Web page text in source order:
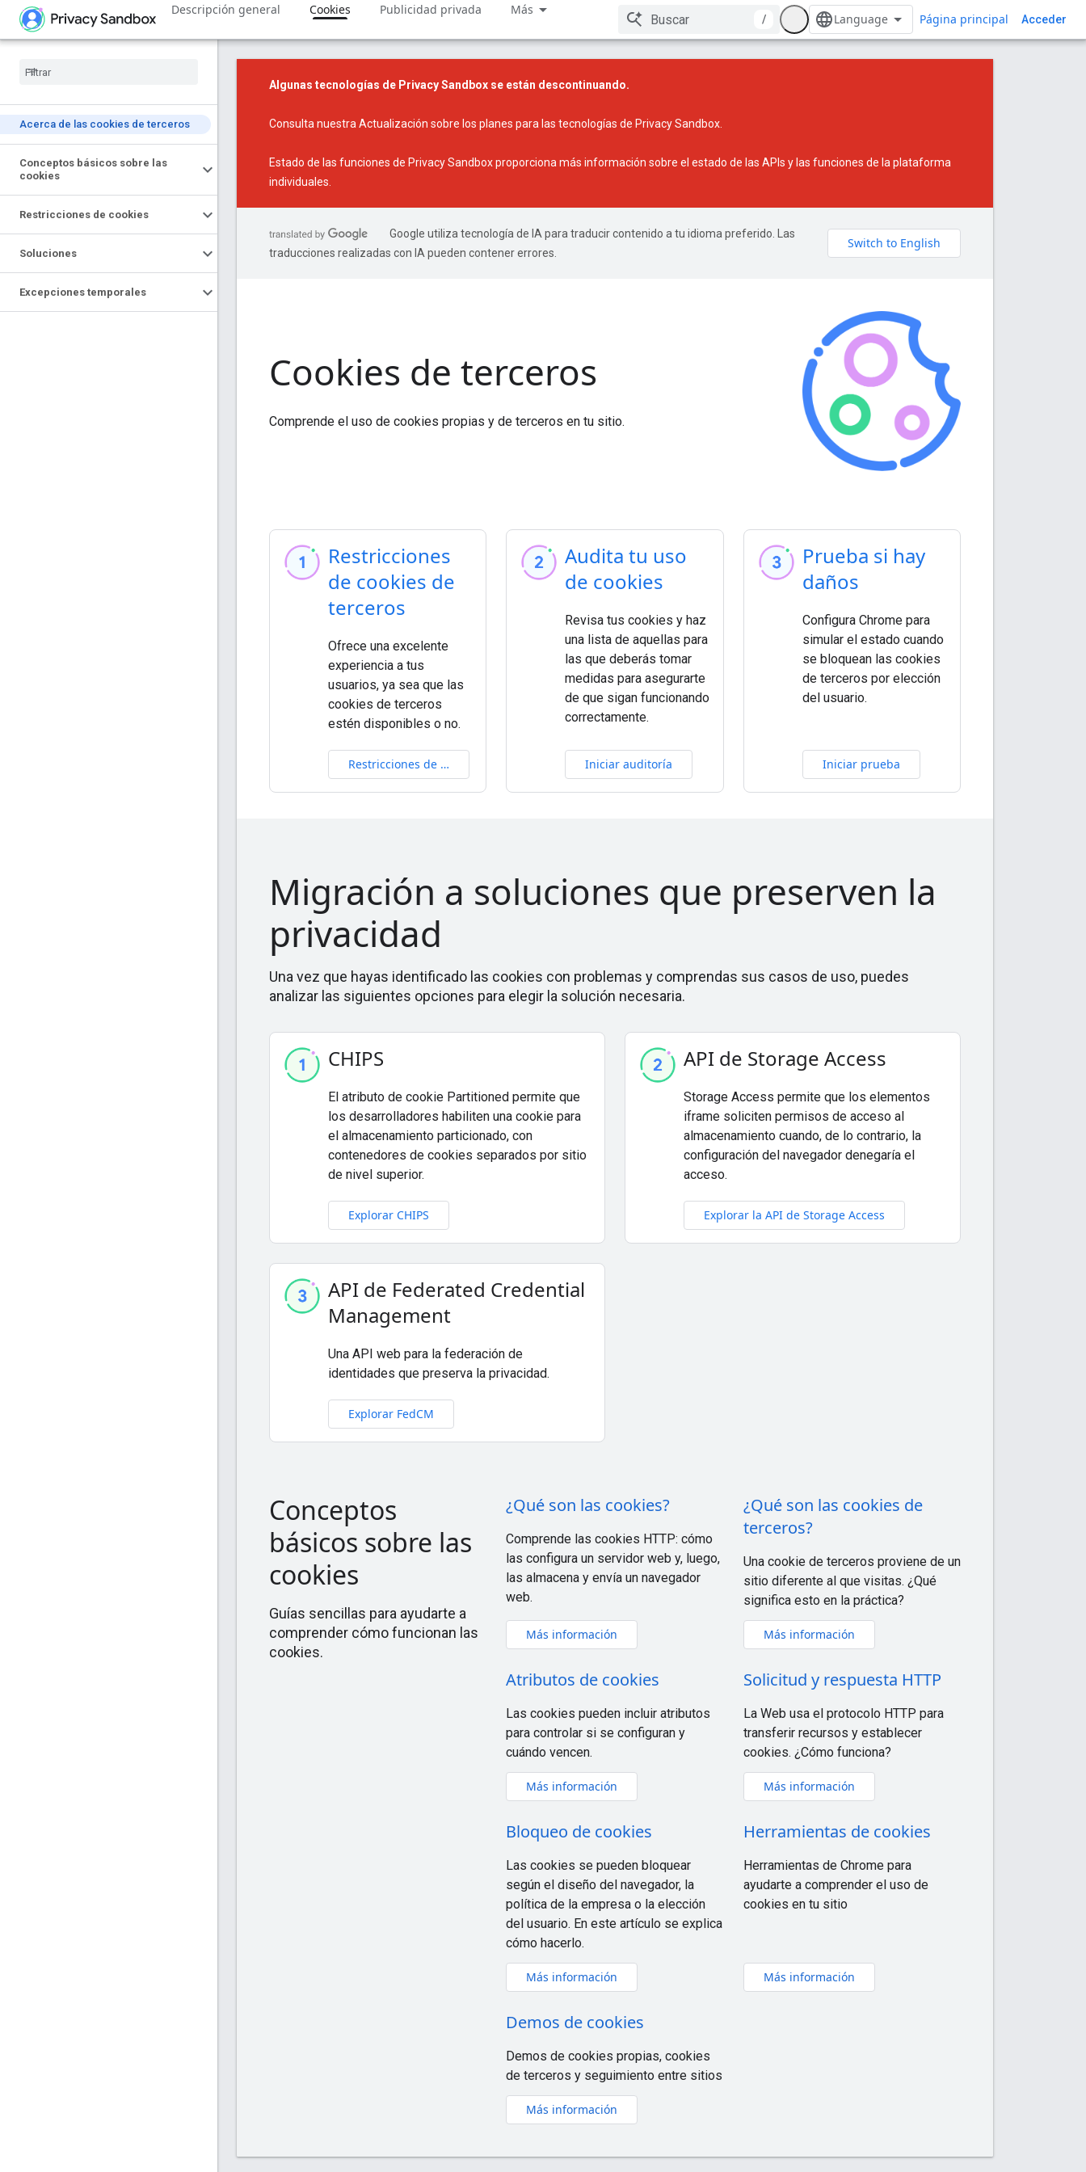
Descripción general Cookies Publicidad privada Más
/ Página principal Acceder
Acerca de las cookies de terceros
Conceptos básicos sobre las
cookies
Restricciones de cookies
Soluciones
Excepciones temporales
Algunas tecnologías de Privacy Sandbox se están descontinuando.
Consulta nuestra Actualización sobre los planes para las tecnologías de Privacy Sandbox
Estado de las funciones de Privacy Sandboxproporciona más información sobre el estado de las APIs y las funciones de la plataforma
individuales.
Google utiliza tecnología de IA para traducir contenido a tu idioma preferido. Las
traducciones realizadas con IA pueden contener errores.
Cookies de terceros
Comprende el uso de cookies propias y de terceros en tu sitio.
Restricciones
de cookies de
terceros
Ofrece una excelente
experiencia a tus
usuarios, ya sea que las
cookies de terceros
estén disponibles o no.
Restricciones de cookies
Audita tu uso
de cookies
Revisa tus cookies y haz
una lista de aquellas para
las que deberás tomar
medidas para asegurarte
de que sigan funcionando
correctamente.
Iniciar auditoría
Prueba si hay
daños
Configura Chrome para
simular el estado cuando
se bloquean las cookies
de terceros por elección
del usuario.
Iniciar prueba
Migración a soluciones que preserven la
privacidad
Una vez que hayas identificado las cookies con problemas y comprendas sus casos de uso, puedes
analizar las siguientes opciones para elegir la solución necesaria.
CHIPS
El atributo de cookie Partitioned permite que
los desarrolladores habiliten una cookie para
el almacenamiento particionado, con
contenedores de cookies separados por sitio
de nivel superior.
Explorar CHIPS
API de Storage Access
Storage Access permite que los elementos
iframe soliciten permisos de acceso al
almacenamiento cuando, de lo contrario, la
configuración del navegador denegaría el
acceso.
Explorar la API de Storage Access
API de Federated Credential
Management
Una API web para la federación de
identidades que preserva la privacidad.
Explorar FedCM
Conceptos
básicos sobre las
cookies
Guías sencillas para ayudarte a
comprender cómo funcionan las
cookies.
¿Qué son las cookies?
Comprende las cookies HTTP: cómo
las configura un servidor web y, luego,
las almacena y envía un navegador
web.
Más información
¿Qué son las cookies de
terceros?
Una cookie de terceros proviene de un
sitio diferente al que visitas. ¿Qué
significa esto en la práctica?
Más información
Atributos de cookies
Las cookies pueden incluir atributos
para controlar si se configuran y
cuándo vencen.
Más información
Solicitud y respuesta HTTP
La Web usa el protocolo HTTP para
transferir recursos y establecer
cookies. ¿Cómo funciona?
Más información
Bloqueo de cookies
Las cookies se pueden bloquear
según el diseño del navegador, la
política de la empresa o la elección
del usuario. En este artículo se explica
cómo hacerlo.
Más información
Herramientas de cookies
Herramientas de Chrome para
ayudarte a comprender el uso de
cookies en tu sitio
Más información
Demos de cookies
Demos de cookies propias, cookies
de terceros y seguimiento entre sitios
Más información